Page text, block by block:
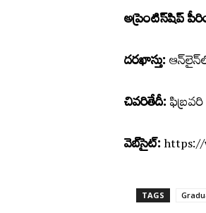
అప్రెంటిస్‌షిప్‌
దరఖాస్తు:
చివరితేదీ:
వెబ్‌సైట్‌:
TAGS